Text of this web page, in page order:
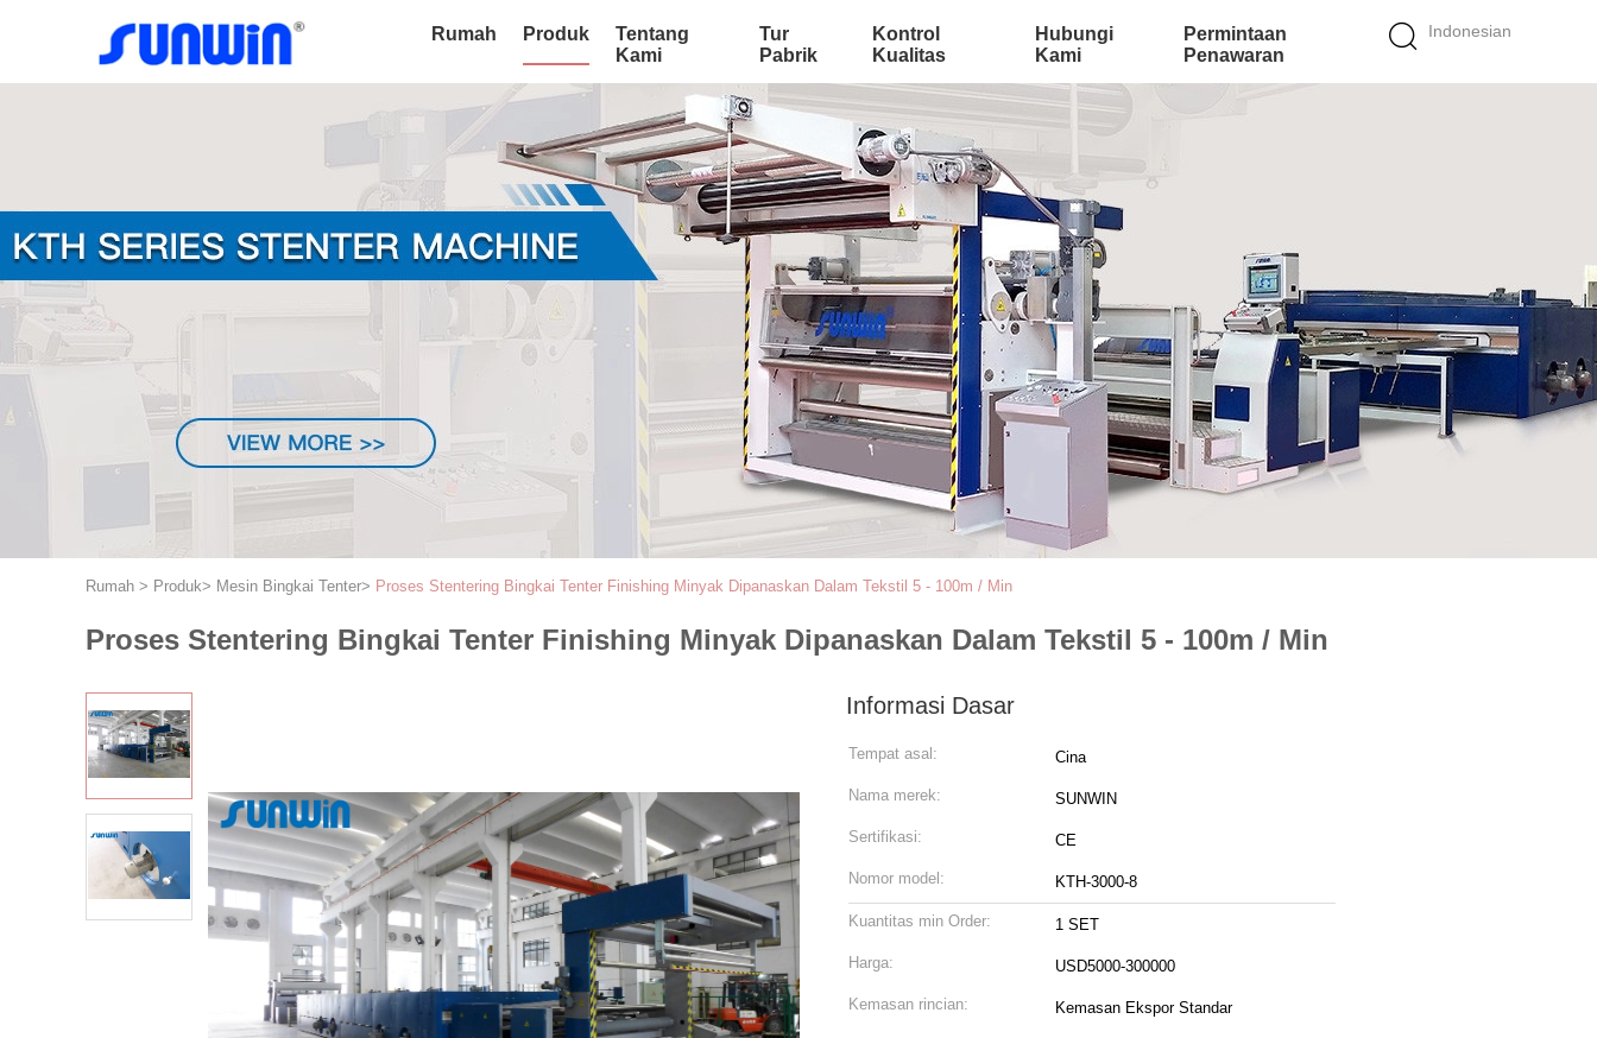
Indonesian
Rumah Produk
Tentang
Kami
Tur
Pabrik
Kontrol
Kualitas
Hubungi
Kami
Permintaan
Penawaran
Rumah > Produk> Mesin Bingkai Tenter> Proses Stentering Bingkai Tenter Finishing Minyak Dipanaskan Dalam Tekstil 5 - 100m / Min
Proses Stentering Bingkai Tenter Finishing Minyak Dipanaskan Dalam Tekstil 5 - 100m / Min
Informasi Dasar
Tempat asal: Cina
Nama merek: SUNWIN
Sertifikasi: CE
Nomor model: KTH-3000-8
Kuantitas min Order: 1 SET
Harga: USD5000-300000
Kemasan rincian: Kemasan Ekspor Standar